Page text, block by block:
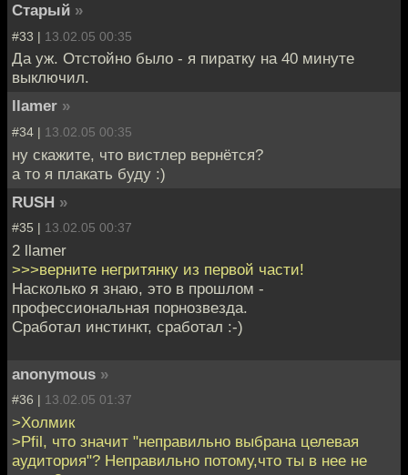
Старый »
#33 | 13.02.05 00:35
Да уж. Отстойно было - я пиратку на 40 минуте
выключил.
llamer »
#34 | 13.02.05 00:35
ну скажите, что вистлер вернётся?
а то я плакать буду :)
RUSH »
#35 | 13.02.05 00:37
2 llamer
>>>верните негритянку из первой части!
Насколько я знаю, это в прошлом -
профессиональная порнозвезда.
Сработал инстинкт, сработал :-)
anonymous »
#36 | 13.02.05 01:37
>Холмик
>Pfil, что значит "неправильно выбрана целевая
аудитория"? Неправильно потому,что ты в нее не